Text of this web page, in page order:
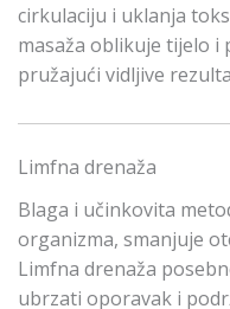
cirkulaciju i uklanja
masaža oblikuje tijelo i
pružajući vidljive
Limfna drenaža
Blaga i učinkovita
organizma, smanjuje
Limfna drenaža
ubrzati oporavak i